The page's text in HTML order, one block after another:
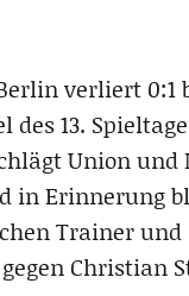
verliert
des 13.
Union
in Erinnerung
Trainer und
Christian